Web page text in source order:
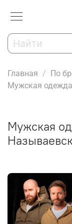
Главная По
Мужская
Мужская